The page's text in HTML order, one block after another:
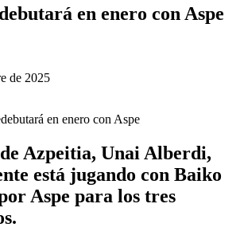
en enero con Aspe
de 2025
Azpeitia, Unai Alberdi,
está jugando con Baiko
Aspe para los tres